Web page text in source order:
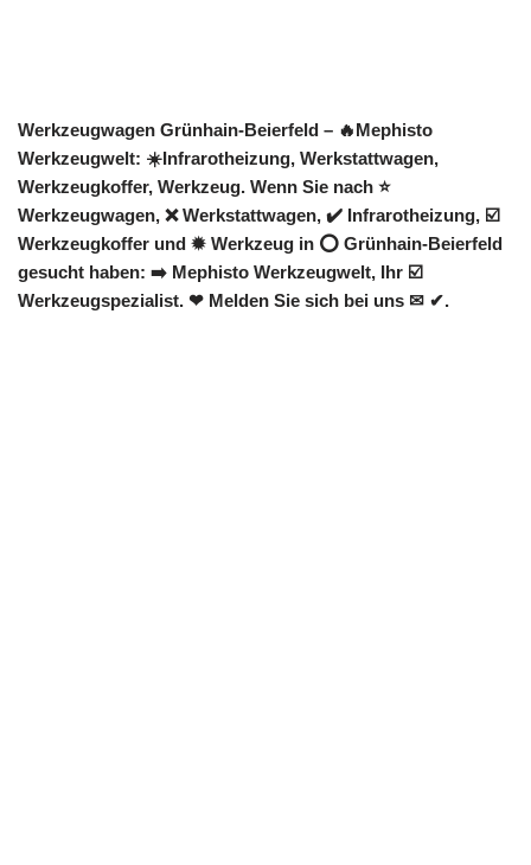
Werkzeugwagen Grünhain-Beierfeld – 🔥Mephisto
Werkzeugwelt: ☀️Infrarotheizung, Werkstattwagen,
Werkzeugkoffer, Werkzeug. Wenn Sie nach ⭐
Werkzeugwagen, ❌ Werkstattwagen, ✔️ Infrarotheizung, ☑️
Werkzeugkoffer und ✹ Werkzeug in ⭕ Grünhain-Beierfeld
gesucht haben: ➡️ Mephisto Werkzeugwelt, Ihr ☑️
Werkzeugspezialist. ❤ Melden Sie sich bei uns ✉ ✔.